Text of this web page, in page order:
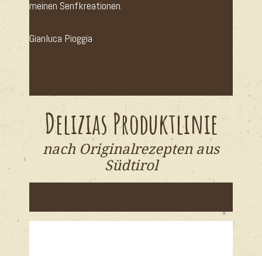
meinen Senfkreationen.
Gianluca Pioggia
Delizias Produktlinie
nach Originalrezepten aus
Südtirol